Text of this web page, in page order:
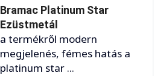
Bramac Platinum Star
Ezüstmetál
a termékről modern
megjelenés, fémes hatás a
platinum star ...